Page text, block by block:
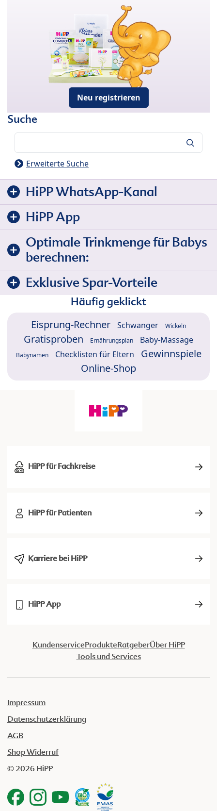
Neu registrieren
Suche
Erweiterte Suche
HiPP WhatsApp-Kanal
HiPP App
Optimale Trinkmenge für Babys
berechnen:
Exklusive Spar-Vorteile
Häufig geklickt
Eisprung-Rechner Schwanger Wickeln
Gratisproben Ernährungsplan Baby-Massage
Babynamen Checklisten für Eltern
Gewinnspiele
Online-Shop
HiPP für Fachkreise
HiPP für Patienten
Karriere bei HiPP
HiPP App
KundenserviceProdukteRatgeberÜber HiPP
Tools und Services
Impressum
Datenschutzerklärung
AGB
Shop Widerruf
© 2026 HiPP